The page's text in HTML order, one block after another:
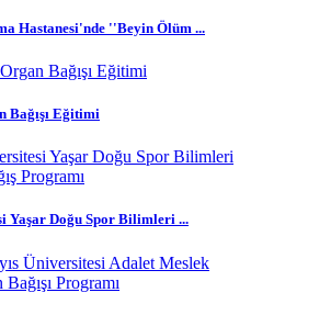
Hastanesi'nde ''Beyin Ölüm ...
Bağışı Eğitimi
Yaşar Doğu Spor Bilimleri ...